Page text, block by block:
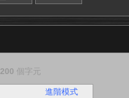
200 個字元
進階模式